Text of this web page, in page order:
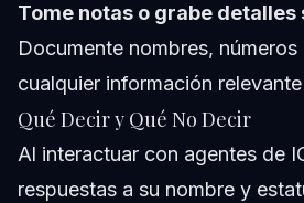
Tome notas o grabe detalles
Documente nombres,
cualquier información
Qué Decir y Qué No Decir
Al interactuar con agentes de
respuestas a su nombre y